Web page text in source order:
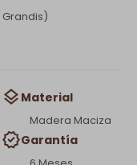
Material
Madera Maciza
Garantía